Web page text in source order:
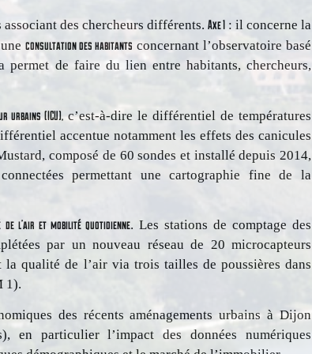
des chercheurs différents. Axe 1 : il concerne la
consultation des habitants concernant l’observatoire basé
permet de faire du lien entre habitants, chercheurs,
urbains (ICU), c’est-à-dire le différentiel de températures
accentue notamment les effets des canicules
composé de 60 sondes et installé depuis 2014,
permettant une cartographie fine de la
de l’air et mobilité quotidienne. Les stations de comptage des
par un nouveau réseau de 20 microcapteurs
la qualité de l’air via trois tailles de poussières dans
1).
des récents aménagements urbains à Dijon
en particulier l’impact des données numériques